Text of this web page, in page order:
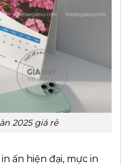
2025 giá rẻ
ấn hiện đại, mực in